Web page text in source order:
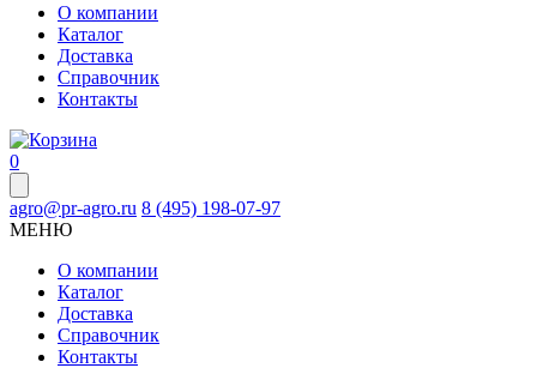
О компании
Каталог
Доставка
Справочник
Контакты
0
agro@pr-agro.ru 8 (495) 198-07-97
МЕНЮ
О компании
Каталог
Доставка
Справочник
Контакты